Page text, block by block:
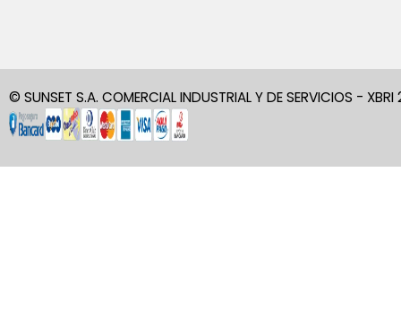
© SUNSET S.A. COMERCIAL INDUSTRIAL Y DE SERVICIOS -